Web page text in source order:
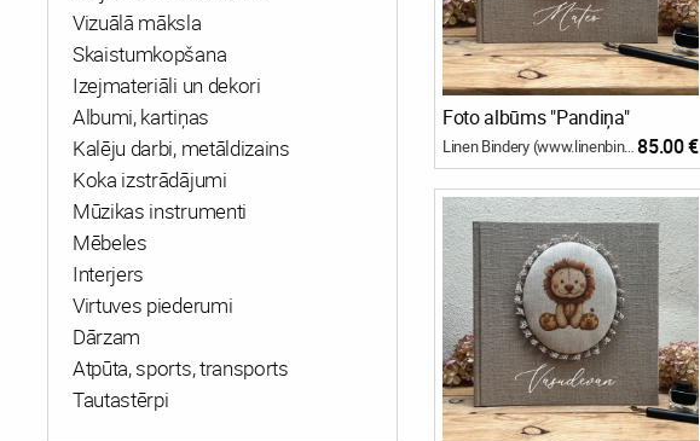
Vizuālā māksla
Skaistumkopšana
Izejmateriāli un dekori
Albumi, kartiņas
Kalēju darbi, metāldizains
Koka izstrādājumi
Mūzikas instrumenti
Mēbeles
Interjers
Virtuves piederumi
Dārzam
Atpūta, sports, transports
Tautastērpi
Foto albūms "Pandiņa"
Linen Bindery (www.linenbindery.com) 85.00 €